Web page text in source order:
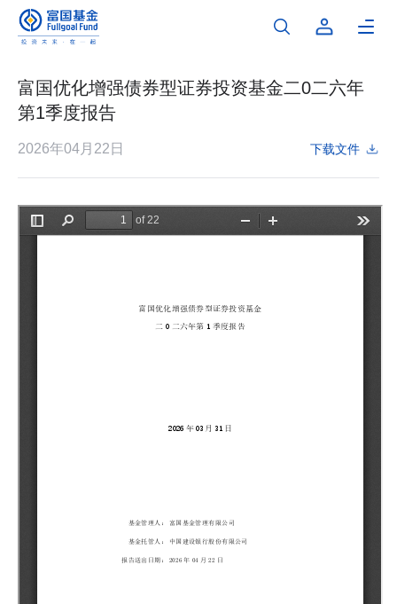
富国优化增强债券型证券投资基金二0二六年
第1季度报告
2026年04月22日 下载文件